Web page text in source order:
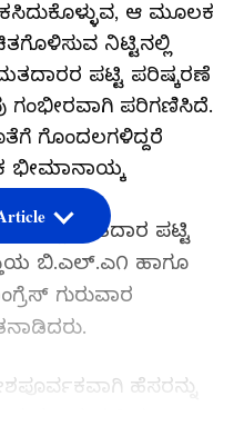
ಆ ಮೂಲಕ
ನಿಟ್ಟಿನಲ್ಲಿ
ಪಟ್ಟಿ ಪರಿಷ್ಕರಣೆ
ಗಂಭೀರವಾಗಿ ಪರಿಗಣಿಸಿದೆ.
ಗೊಂದಲಗಳಿದ್ದರೆ
ಭೀಮಾನಾಯ್ಕ
ಮತದಾರ ಪಟ್ಟಿ
ಬಿ.ಎಲ್.ಎ೧ ಹಾಗೂ
ಗುರುವಾರ
ಹೆಸರನ್ನು